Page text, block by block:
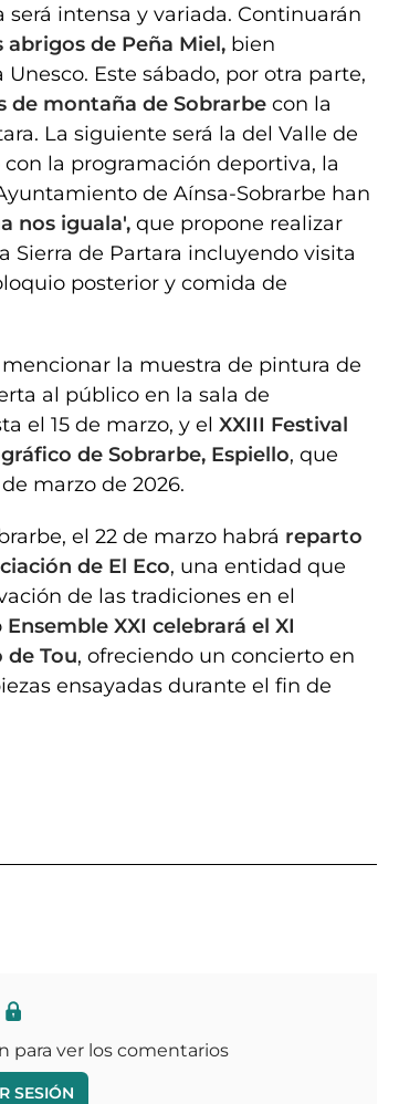
intensa y variada. Continuarán
abrigos de Peña Miel, bien
Este sábado, por otra parte,
de montaña de Sobrarbe con la
La siguiente será la del Valle de
la programación deportiva, la
de Aínsa-Sobrarbe han
nos iguala', que propone realizar
Sierra de Partara incluyendo visita
posterior y comida de
la muestra de pintura de
al público en la sala de
el 15 de marzo, y el XXIII Festival
de Sobrarbe, Espiello, que
marzo de 2026.
el 22 de marzo habrá reparto
de El Eco, una entidad que
de las tradiciones en el
Ensemble XXI celebrará el XI
Tou, ofreciendo un concierto en
ensayadas durante el fin de
para ver los comentarios
SESIÓN